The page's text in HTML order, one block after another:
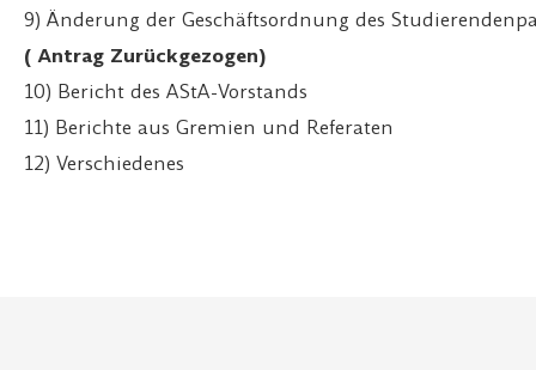
9) Änderung der Geschäftsordnung des
( Antrag Zurückgezogen)
10) Bericht des AStA-Vorstands
11) Berichte aus Gremien und Referaten
12) Verschiedenes